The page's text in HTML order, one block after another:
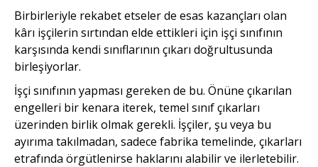
Birbirleriyle rekabet etseler de esas kazançları olan
kârı işçilerin sırtından elde ettikleri için işçi sınıfının
karşısında kendi sınıflarının çıkarı doğrultusunda
birleşiyorlar.
İşçi sınıfının yapması gereken de bu. Önüne çıkarılan
engelleri bir kenara iterek, temel sınıf çıkarları
üzerinden birlik olmak gerekli. İşçiler, şu veya bu
ayırıma takılmadan, sadece fabrika temelinde, çıkarları
etrafında örgütlenirse haklarını alabilir ve ilerletebilir.